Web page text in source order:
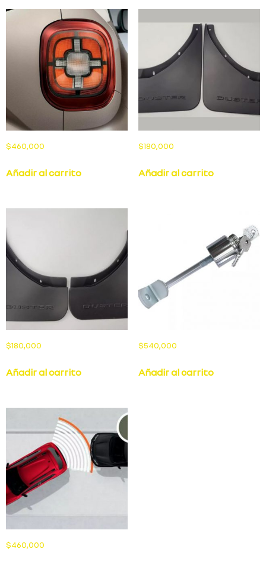
$460,000
Añadir al carrito
$180,000
Añadir al carrito
$180,000
Añadir al carrito
$540,000
Añadir al carrito
$460,000